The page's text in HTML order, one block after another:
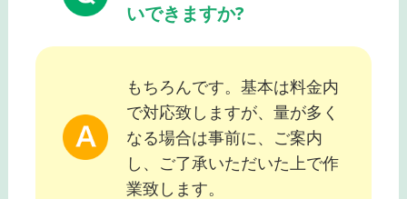
いできますか?
もちろんです。基本は料金内
で対応致しますが、量が多く
なる場合は事前に、ご案内
し、ご了承いただいた上で作
業致します。